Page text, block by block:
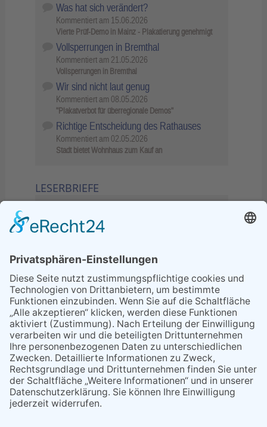
Was hat sich verändert?
Kommentiert am 15.06.2026
Vierte Prüf-Demo in Mainz - Plakatierung genehmigt
Vollsperrungen in Bremthal
Kommentiert am 21.05.2026
Vollsperrungen in Bremthal
Wir sind nicht laut genug
Kommentiert am 08.05.2026
"Plakatverbot für überregionale Demos"
Richtige Entscheidung des Rathauses
Kommentiert am 02.05.2026
Stadt bietet Wohnhaus zum Kauf an
LESERBRIEFE
Sperrung B455: Kleiner
Grenzverkehr statt weite Wege
21.04.2026
Wenn Bahn-Computer nicht
miteinander kommunizieren
11.03.2026
"Plakatverbot für überregionale
Demos"
04.02.2026
Gelbe Tonne – Ein kleiner Blick
über den Tellerand
04.02.2026
Plastikersparnis durch Nutzung
von Gelber Tonne statt Säcken